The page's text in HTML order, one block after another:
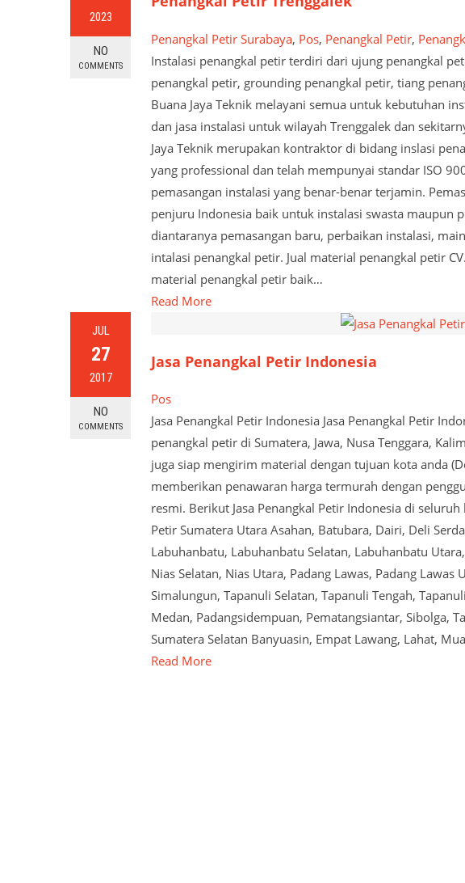
2023
NO
COMMENTS
Penangkal Petir Surabaya, Pos, Penangkal Petir,
Instalasi penangkal petir terdiri dari ujung penangkal
penangkal petir, grounding penangkal petir, tiang
Buana Jaya Teknik melayani semua untuk kebutuhan
dan jasa instalasi untuk wilayah Trenggalek dan
Jaya Teknik merupakan kontraktor di bidang inslasi
yang professional dan telah mempunyai standar ISO
pemasangan instalasi yang benar-benar terjamin.
penjuru Indonesia baik untuk instalasi swasta maupun
diantaranya pemasangan baru, perbaikan instalasi,
intalasi penangkal petir. Jual material penangkal petir
material penangkal petir baik…
Read More
JUL
27
2017
NO
COMMENTS
Jasa Penangkal Petir Indonesia
Pos
Jasa Penangkal Petir Indonesia Jasa Penangkal Petir
penangkal petir di Sumatera, Jawa, Nusa Tenggara,
juga siap mengirim material dengan tujuan kota anda
memberikan penawaran harga termurah dengan
resmi. Berikut Jasa Penangkal Petir Indonesia di
Petir Sumatera Utara Asahan, Batubara, Dairi, Deli
Labuhanbatu, Labuhanbatu Selatan, Labuhanbatu
Nias Selatan, Nias Utara, Padang Lawas, Padang Lawas
Simalungun, Tapanuli Selatan, Tapanuli Tengah,
Medan, Padangsidempuan, Pematangsiantar, Sibolga,
Sumatera Selatan Banyuasin, Empat Lawang, Lahat,
Read More